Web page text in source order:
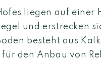
liegen auf
und erstrecken
besteht aus
den Anbau von